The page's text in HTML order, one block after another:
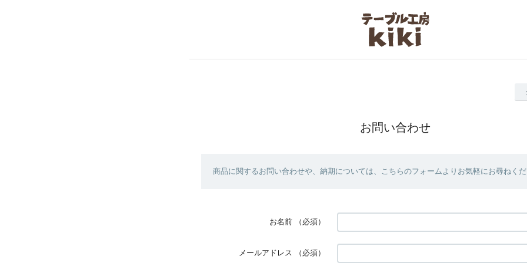
お問い合わせ
商品に関するお問い合わせや、納期については、こちらのフォームよりお気軽にお尋ねくだ
お名前 （必須）
メールアドレス （必須）